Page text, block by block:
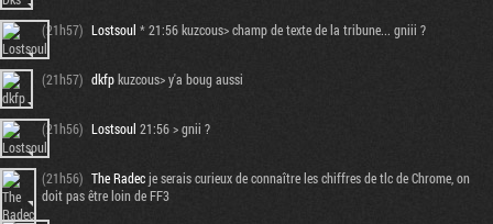
(21h57) Lostsoul * 21:56 kuzcous> champ de texte de la tribune... gniii ?
(21h57) dkfpkuzcous> y'a boug aussi
(21h56) Lostsoul 21:56 > gnii ?
(21h56) The Radecje serais curieux de connaître les chiffres de tlc de Chrome, on
doit pas être loin de FF3